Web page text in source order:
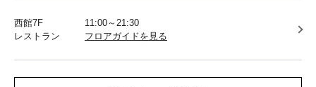
西館7F
レストラン
11:00～21:30
フロアガイドを見る